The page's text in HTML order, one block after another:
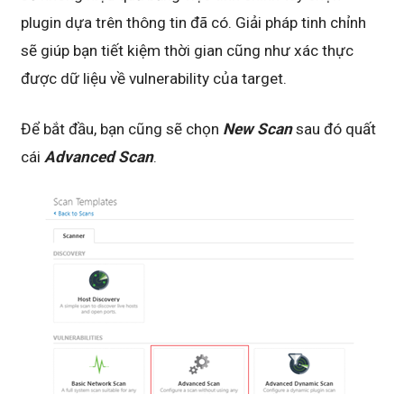
plugin dựa trên thông tin đã có. Giải pháp tinh chỉnh
sẽ giúp bạn tiết kiệm thời gian cũng như xác thực
được dữ liệu về vulnerability của target.
Để bắt đầu, bạn cũng sẽ chọn New Scansau đó quất
cáiAdvanced Scan.